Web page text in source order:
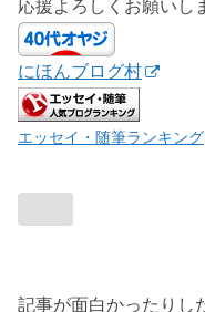
応援よろしくお願いし
にほんブログ村
エッセイ・随筆ランキング
記事が面白かったりし